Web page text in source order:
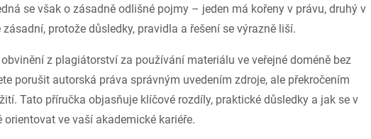
se však o zásadně odlišné pojmy – jeden má kořeny v právu, druhý v
protože důsledky, pravidla a řešení se výrazně liší.
z plagiátorství za používání materiálu ve veřejné doméně bez
porušit autorská práva správným uvedením zdroje, ale překročením
Tato příručka objasňuje klíčové rozdíly, praktické důsledky a jak se v
ve vaší akademické kariéře.